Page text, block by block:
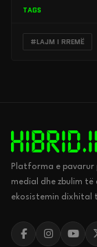
TAGS
#LAJM I RREMË
Platforma e pavarur
medial dhe zbulim
ekosistemin dixhital